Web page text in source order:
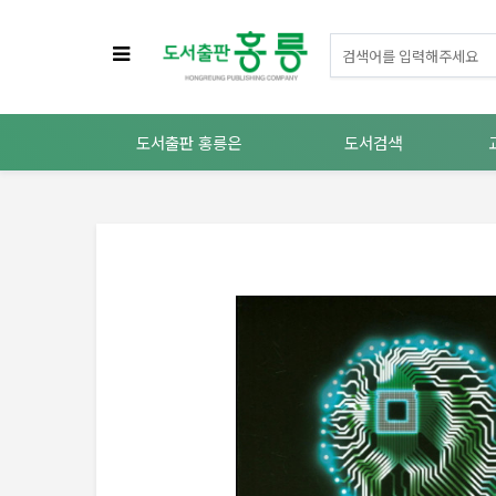
도서출판 홍릉은 도서검색